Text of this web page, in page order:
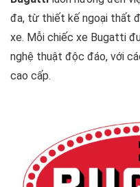
đa, từ thiết kế ngoại thất
xe. Mỗi chiếc xe Bugatti
nghệ thuật độc đáo, với
cao cấp.